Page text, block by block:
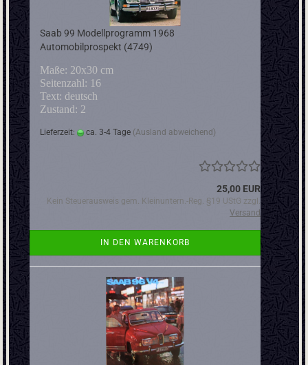
Saab 99 Modellprogramm 1968
Automobilprospekt (4749)
Maße: 20x30 cm
Seitenzahl: 16
Text: deutsch
Zustand: 2
Lieferzeit: ca. 3-4 Tage (Ausland abweichend)
25,00 EUR
Kein Steuerausweis gem. Kleinuntern.-Reg. §19 UStG zzgl.
Versand
IN DEN WARENKORB